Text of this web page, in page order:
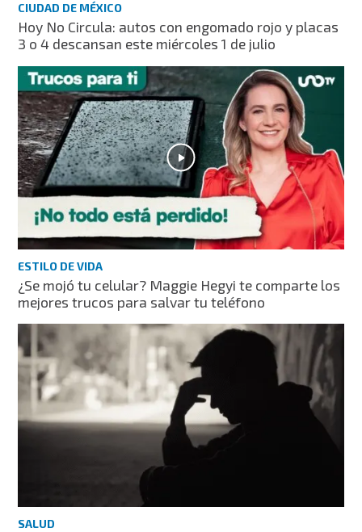
CIUDAD DE MÉXICO
Hoy No Circula: autos con engomado rojo y placas
3 o 4 descansan este miércoles 1 de julio
ESTILO DE VIDA
¿Se mojó tu celular? Maggie Hegyi te comparte los
mejores trucos para salvar tu teléfono
SALUD